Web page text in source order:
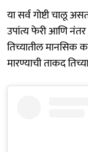
या सर्व गोष्टी चालू
उपांत्य फेरी आणि
तिच्यातील मानसिक
मारण्याची ताकद